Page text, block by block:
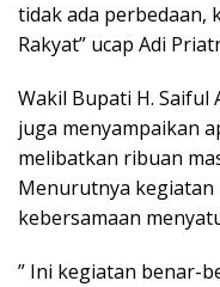
tidak ada perbedaan,
Rakyat” ucap Adi
Wakil Bupati H. Saiful
juga menyampaikan
melibatkan ribuan
Menurutnya
kebersamaan
” Ini kegiatan benar-